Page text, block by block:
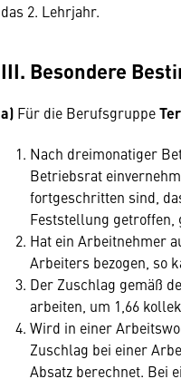
das 2. Lehrjahr.
III. Besondere
a) Für die Berufsgruppe
Nach dreimonatiger
Betriebsrat
fortgeschritten sind,
Feststellung getroffen,
Hat ein Arbeitnehmer
Arbeiters bezogen, so
Der Zuschlag gemäß
arbeiten, um 1,66
Wird in einer
Zuschlag bei einer
Absatz berechnet. Bei